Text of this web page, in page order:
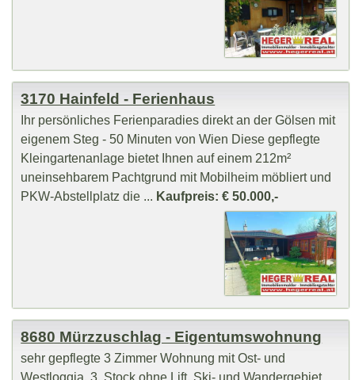
3170 Hainfeld - Ferienhaus
Ihr persönliches Ferienparadies direkt an der Gölsen mit
eigenem Steg - 50 Minuten von Wien Diese gepflegte
Kleingartenanlage bietet Ihnen auf einem 212m²
uneinsehbarem Pachtgrund mit Mobilheim möbliert und
PKW-Abstellplatz die ... Kaufpreis: € 50.000,-
8680 Mürzzuschlag - Eigentumswohnung
sehr gepflegte 3 Zimmer Wohnung mit Ost- und
Westloggia, 3. Stock ohne Lift, Ski- und Wandergebiet